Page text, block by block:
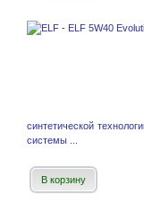
синтетической
системы ...
В корзину